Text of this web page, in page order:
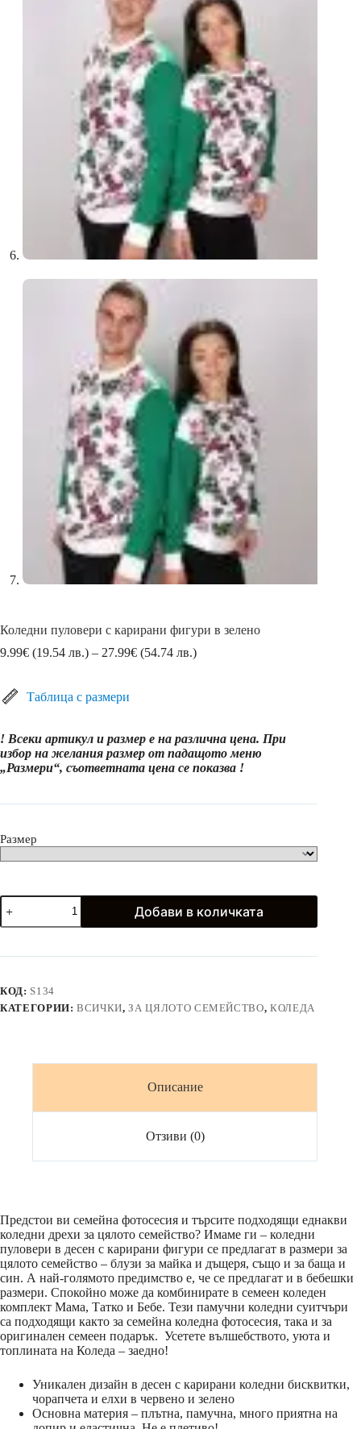
Коледни пуловери с карирани фигури в зелено
9.99€ (19.54 лв.) – 27.99€ (54.74 лв.)Price
27.99€
(54.74
лв.)
Таблица с размери
! Всеки артикул и размер е на различна цена. При
избор на желания размер от падащото меню
„Размери“, съответната цена се показва !
Размер
количество
за
Коледни
с
в
зелено
Добави в количката
КОД: S134
КАТЕГОРИИ:ВСИЧКИ,ЗА ЦЯЛОТО СЕМЕЙСТВО,КОЛЕДА
Описание
Отзиви (0)
Предстои ви семейна фотосесия и търсите подходящи еднакви
коледни дрехи за цялото семейство? Имаме ги – коледни
пуловери в десен с карирани фигури се предлагат в размери за
цялото семейство – блузи за майка и дъщеря, също и за баща и
син. А най-голямото предимство е, че се предлагат и в бебешки
размери. Спокойно може да комбинирате в семеен коледен
комплект Мама, Татко и Бебе. Тези памучни коледни суитчъри
са подходящи както за семейна коледна фотосесия, така и за
оригинален семеен подарък. Усетете вълшебството, уюта и
топлината на Коледа – заедно!
Уникален дизайн в десен с карирани коледни бисквитки,
чорапчета и елхи в червено и зелено
Основна материя – плътна, памучна, много приятна на